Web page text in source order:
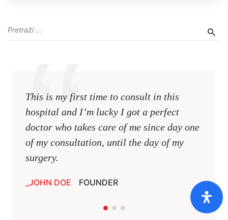
This is my first time to consult in this
hospital and I’m lucky I got a perfect
doctor who takes care of me since day one
of my consultation, until the day of my
surgery.
JOHN DOE FOUNDER